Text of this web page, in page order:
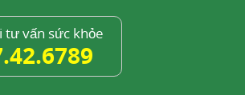
tư vấn sức khỏe